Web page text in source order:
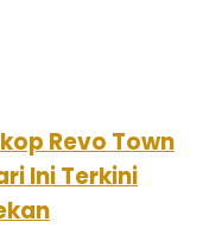
Revo Town
Ini Terkini